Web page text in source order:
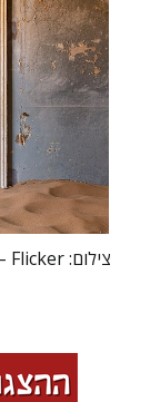
צילום: James Kerwin Photographic – Flicker. רישיון: